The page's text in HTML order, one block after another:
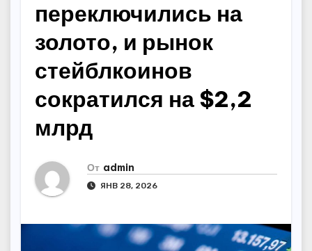
переключились на
золото, и рынок
стейблкоинов
сократился на $2,2
млрд
От admin
ЯНВ 28, 2026